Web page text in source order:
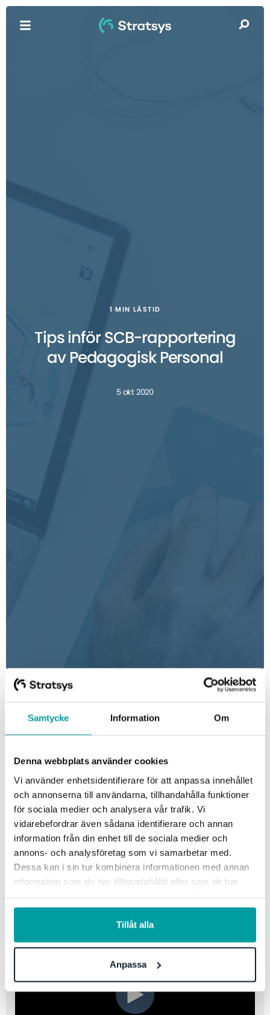
Samtycke Information Om
Denna webbplats använder cookies
Vi använder enhetsidentifierare för att anpassa innehållet
och annonserna till användarna, tillhandahålla funktioner
för sociala medier och analysera vår trafik. Vi
vidarebefordrar även sådana identifierare och annan
information från din enhet till de sociala medier och
annons- och analysföretag som vi samarbetar med.
Dessa kan i sin tur kombinera informationen med annan
information som du har tillhandahållit eller som de har
information, se vårintegritetspolicy.
Tillåt alla
Anpassa
1 MIN LÄSTID
Tips inför SCB-rapportering
av Pedagogisk Personal
5 okt 2020
ALLA BLOGG NYHETER
Få hjälp med SCB-rapporteringen
Nu är det snart dags för årets rapportering av
"Pedagogisk Personal" till SCB. Du vet väl att du som
användare avStratsys Resursplanering får hjälp med
detta?